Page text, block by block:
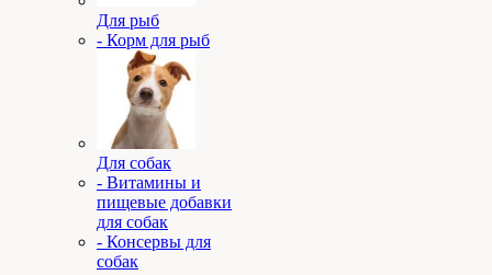
Для рыб
- Корм для рыб
Для собак
- Витамины и
пищевые добавки
для собак
- Консервы для
собак